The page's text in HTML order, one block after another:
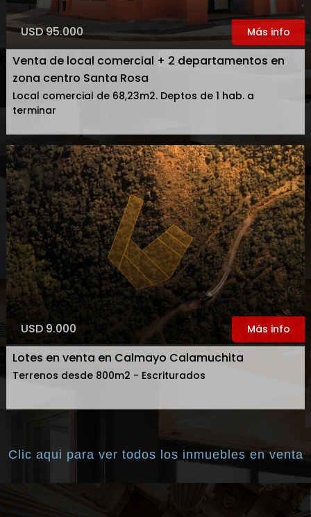
Más info
USD 95.000
Venta de local comercial + 2 departamentos en
zona centro Santa Rosa
Local comercial de 68,23m2. Deptos de 1 hab. a
terminar
Más info
USD 9.000
Lotes en venta en Calmayo Calamuchita
Terrenos desde 800m2 - Escriturados
Clic aqui para ver todos los inmuebles en venta